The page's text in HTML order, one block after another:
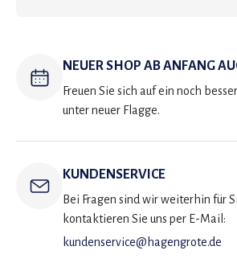
NEUER SHOP AB ANFANG
Freuen Sie sich auf ein noch
unter neuer Flagge.
KUNDENSERVICE
Bei Fragen sind wir weiterhin für
kontaktieren Sie uns per E-Mail:
kundenservice@hagengrote.de